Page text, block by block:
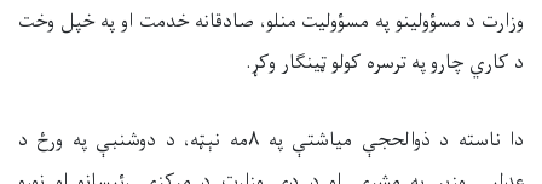
وزارت د مسؤولینوپه مسؤولیت منلو، صادقانه خدمت او په خپل وخت
د کاري چاروپهترسره کولو ټینګار وکړ.
دا ناسته د ذوالحجې میاشتې په ۸مه نېټه، د دوشنبې په ورځ د